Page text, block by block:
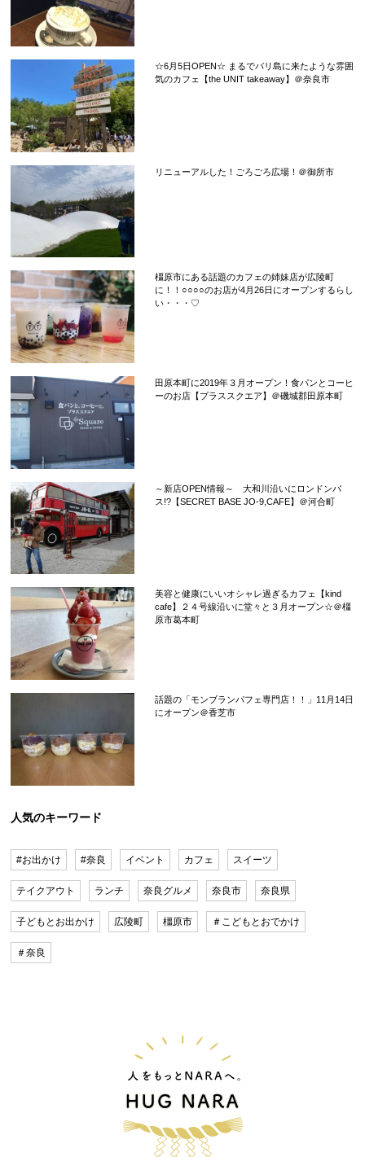
☆6月5日OPEN☆ まるでバリ島に来たような雰囲
気のカフェ【the UNIT takeaway】＠奈良市
リニューアルした！ごろごろ広場！＠御所市
橿原市にある話題のカフェの姉妹店が広陵町
に！！○○○○のお店が4月26日にオープンするらし
い・・・♡
田原本町に2019年３月オープン！食パンとコーヒ
ーのお店【プラススクエア】＠磯城郡田原本町
～新店OPEN情報～ 大和川沿いにロンドンバ
ス!?【SECRET BASE JO-9,CAFE】＠河合町
美容と健康にいいオシャレ過ぎるカフェ【kind
cafe】２４号線沿いに堂々と３月オープン☆＠橿
原市葛本町
話題の「モンブランパフェ専門店！！」11月14日
にオープン＠香芝市
人気のキーワード
#お出かけ #奈良 イベント カフェ スイーツ
テイクアウト ランチ 奈良グルメ 奈良市 奈良県
子どもとお出かけ 広陵町 橿原市 ＃こどもとおでかけ
＃奈良